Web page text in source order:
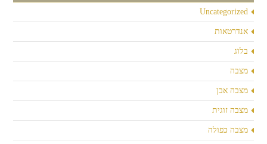
Uncategorized
אנדרטאות
בלוג
מצבה
מצבה אבן
מצבה זוגית
מצבה כפולה